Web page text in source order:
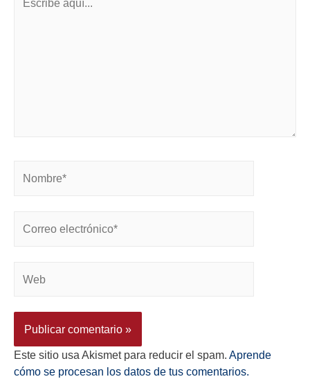
Este sitio usa Akismet para reducir el spam. Aprende
cómo se procesan los datos de tus comentarios.